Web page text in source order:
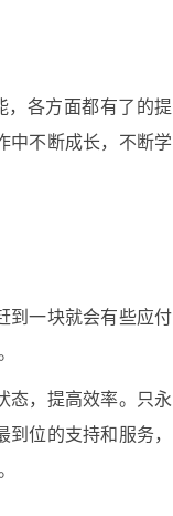
，各方面都有了的提
中不断成长，不断学
到一块就会有些应付
态，提高效率。只永
位的支持和服务，